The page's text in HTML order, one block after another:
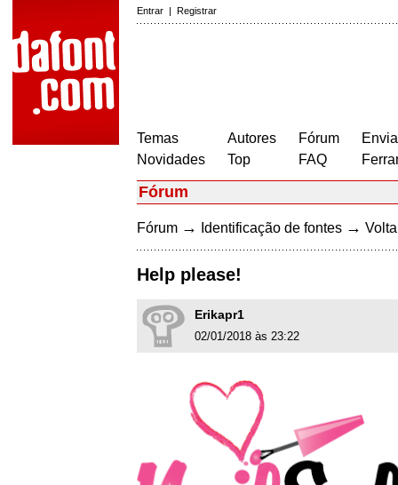
Entrar | Registrar
Temas
Novidades
Autores
Top
Fórum
FAQ
Fórum
Fórum → Identificação de fontes →
Help please!
Erikapr1
02/01/2018 às 23:22